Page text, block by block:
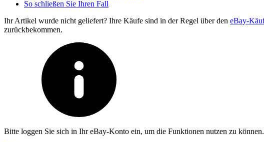
So schließen Sie Ihren Fall
Ihr Artikel wurde nicht geliefert? Ihre Käufe sind in der Regel über den eBay-
zurückbekommen.
Bitte loggen Sie sich in Ihr eBay-Konto ein, um die Funktionen nutzen zu können.